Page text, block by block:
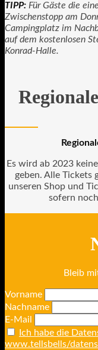
TIPP: Für Gäste die
Zwischenstopp am
Campingplatz im
auf dem kostenlosen
Konrad-Halle.
Es wird ab 2023
geben. Alle Tickets
unseren Shop und
sofern
Bleib
Vorname
Nachname
E-Mail
Ich habe die
www.tellsbells/